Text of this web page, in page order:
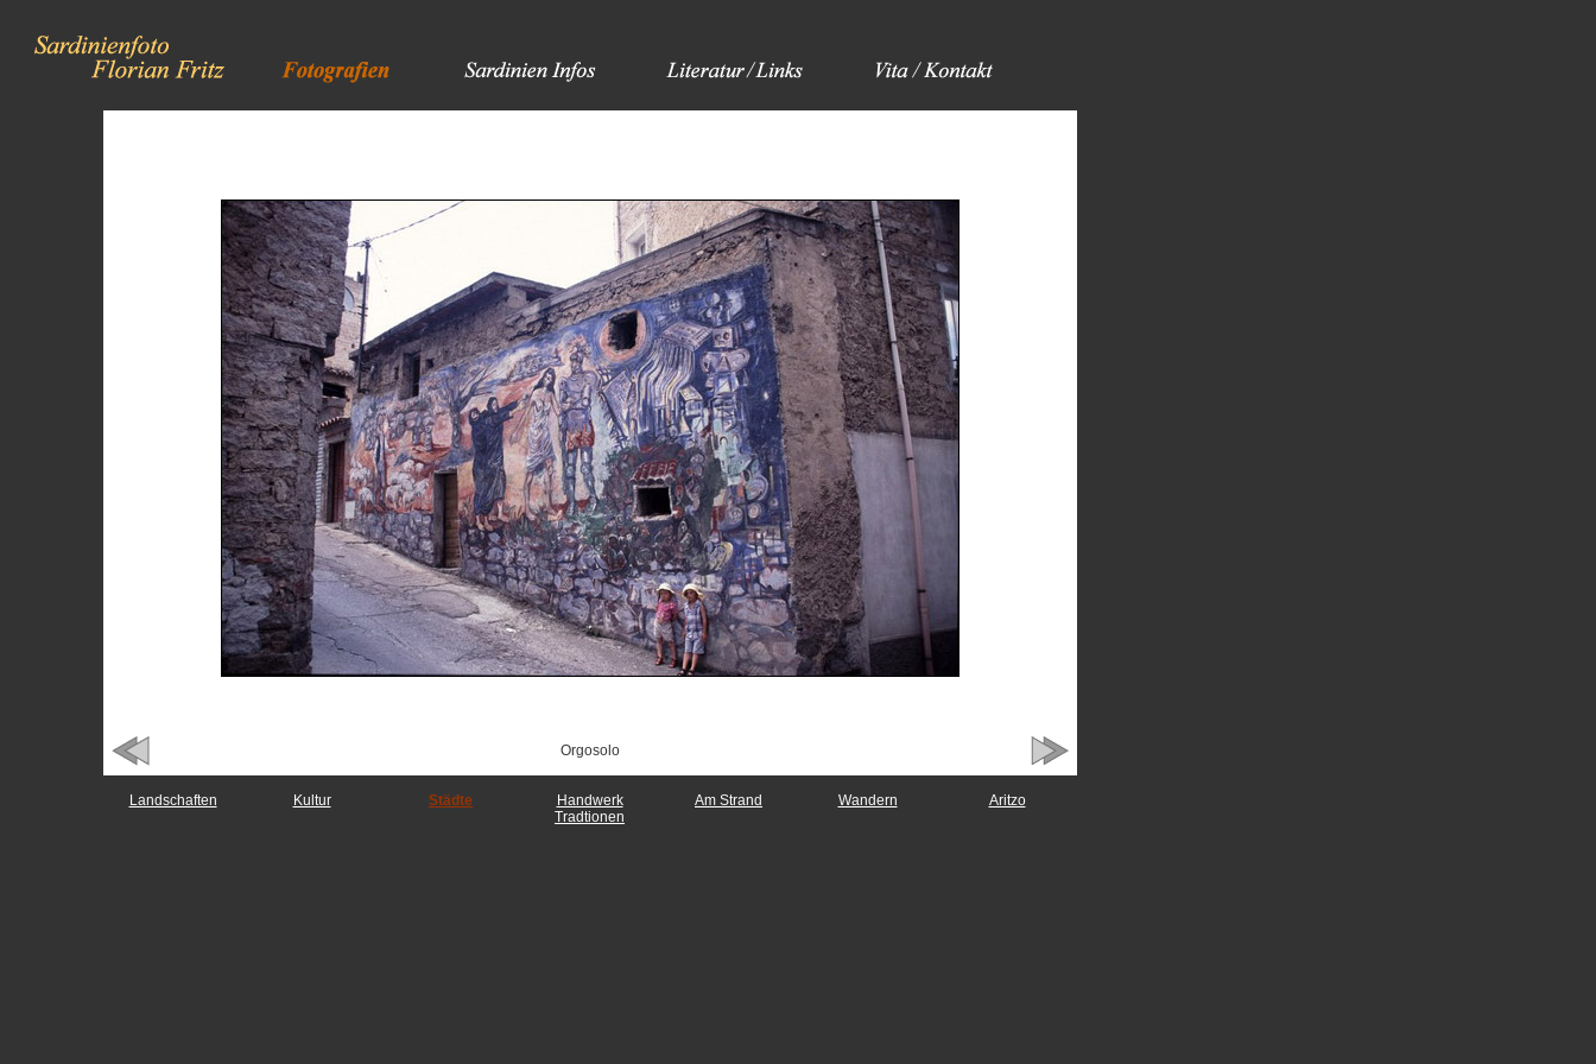
Orgosolo
Landschaften Kultur Städte
Handwerk
Tradtionen
Am Strand Wandern Aritzo